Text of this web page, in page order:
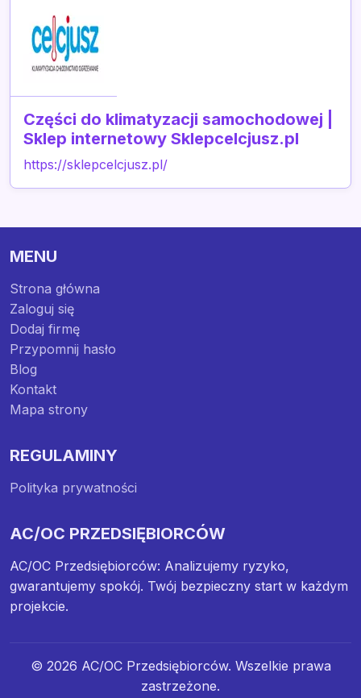
Części do klimatyzacji samochodowej |
Sklep internetowy Sklepcelcjusz.pl
https://sklepcelcjusz.pl/
MENU
Strona główna
Zaloguj się
Dodaj firmę
Przypomnij hasło
Blog
Kontakt
Mapa strony
REGULAMINY
Polityka prywatności
AC/OC PRZEDSIĘBIORCÓW
AC/OC Przedsiębiorców: Analizujemy ryzyko,
gwarantujemy spokój. Twój bezpieczny start w każdym
projekcie.
© 2026 AC/OC Przedsiębiorców. Wszelkie prawa
zastrzeżone.